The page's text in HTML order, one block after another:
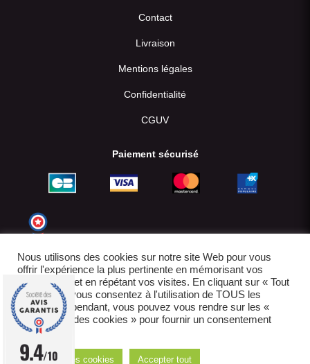
Contact
Livraison
Mentions légales
Confidentialité
CGUV
Paiement sécurisé
E-boutique créée par IDCOMWEB avec
Nous utilisons des cookies sur notre site Web pour vous
offrir l'expérience la plus pertinente en mémorisant vos
préférences et en répétant vos visites. En cliquant sur « Tout
accepter », vous consentez à l'utilisation de TOUS les
cookies. Cependant, vous pouvez vous rendre sur les «
Paramètres des cookies » pour fournir un consentement
contrôlé.
Réglages des cookies Accepter tout
9.4/10